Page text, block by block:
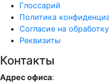
Глоссарий
Политика
Согласие на
Реквизиты
Контакты
Адрес офиса: